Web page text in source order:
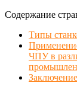
Содержание
Типы
ЧПУ в
Заключение